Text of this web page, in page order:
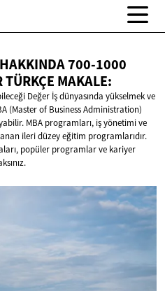
700-1000
TÜRKÇE MAKALE:
Değer İş dünyasında yükselmek ve
(Master of Business Administration)
MBA programları, iş yönetimi ve
ileri düzey eğitim programlarıdır.
popüler programlar ve kariyer